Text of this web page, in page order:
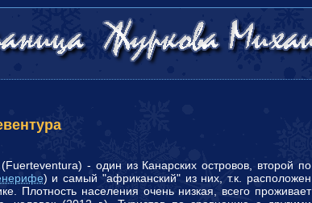
- один из Канарских островов, второй по
) и самый "африканский" из них, т.к. расположен
Плотность населения очень низкая, всего проживает